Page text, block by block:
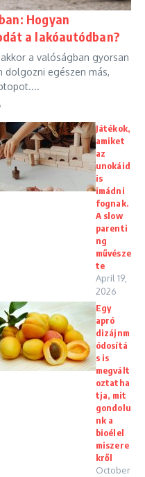
Hogyan
a lakóautódban?
a valóságban gyorsan
dolgozni egészen más,
Játékok,
amiket
az
unokáid
is
imádni
fognak.
A slow
parenti
ng
művésze
te
April 19,
2026
Egy
apró
dizájnm
ódosítá
s is
megvált
oztatha
tja, mit
gondolu
nk a
bioélel
miszere
kről
October